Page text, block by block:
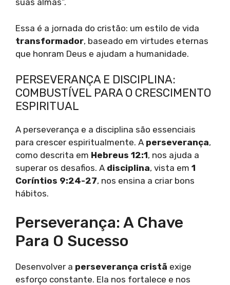
suas almas”.
Essa é a jornada do cristão: um estilo de vida
transformador, baseado em virtudes eternas
que honram Deus e ajudam a humanidade.
PERSEVERANÇA E DISCIPLINA:
COMBUSTÍVEL PARA O CRESCIMENTO
ESPIRITUAL
A perseverança e a disciplina são essenciais
para crescer espiritualmente. A perseverança,
como descrita em Hebreus 12:1, nos ajuda a
superar os desafios. A disciplina, vista em 1
Coríntios 9:24-27, nos ensina a criar bons
hábitos.
Perseverança: A Chave
Para O Sucesso
Desenvolver a perseverança cristã exige
esforço constante. Ela nos fortalece e nos